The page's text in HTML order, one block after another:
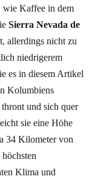
wie Kaffee in dem
Sierra Nevada de
allerdings nicht zu
niedrigerem
es in diesem Artikel
Kolumbiens
und sich quer
sie eine Höhe
34 Kilometer von
Klima und